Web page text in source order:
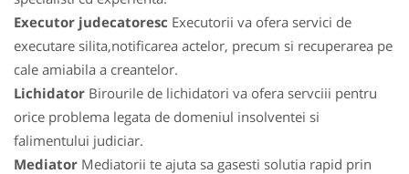
Executor judecatoresc Executorii va ofera servici de
executare silita,notificarea actelor, precum si recuperarea pe
cale amiabila a creantelor.
Lichidator Birourile de lichidatori va ofera servciii pentru
orice problema legata de domeniul insolventei si
falimentului judiciar.
Mediator Mediatorii te ajuta sa gasesti solutia rapid prin